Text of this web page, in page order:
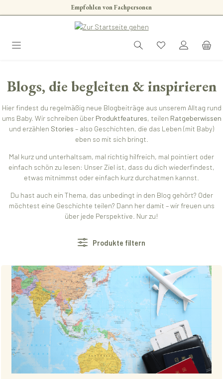
Zum Hauptinhalt springenEmpfohlen von Fachpersonen
Blogs, die begleiten & inspirieren
Hier findest du regelmäßig neue Blogbeiträge aus unserem Alltag rund
ums Baby. Wir schreiben über Produktfeatures, teilen Ratgeberwissen
und erzählen Stories – also Geschichten, die das Leben (mit Baby)
eben so mit sich bringt.
Mal kurz und unterhaltsam, mal richtig hilfreich, mal pointiert oder
einfach schön zu lesen: Unser Ziel ist, dass du dich wiederfindest,
etwas mitnimmst oder einfach kurz durchatmen kannst.
Du hast auch ein Thema, das unbedingt in den Blog gehört? Oder
möchtest eine Geschichte teilen? Dann her damit – wir freuen uns
über jede Perspektive. Nur zu!
Produkte filtern